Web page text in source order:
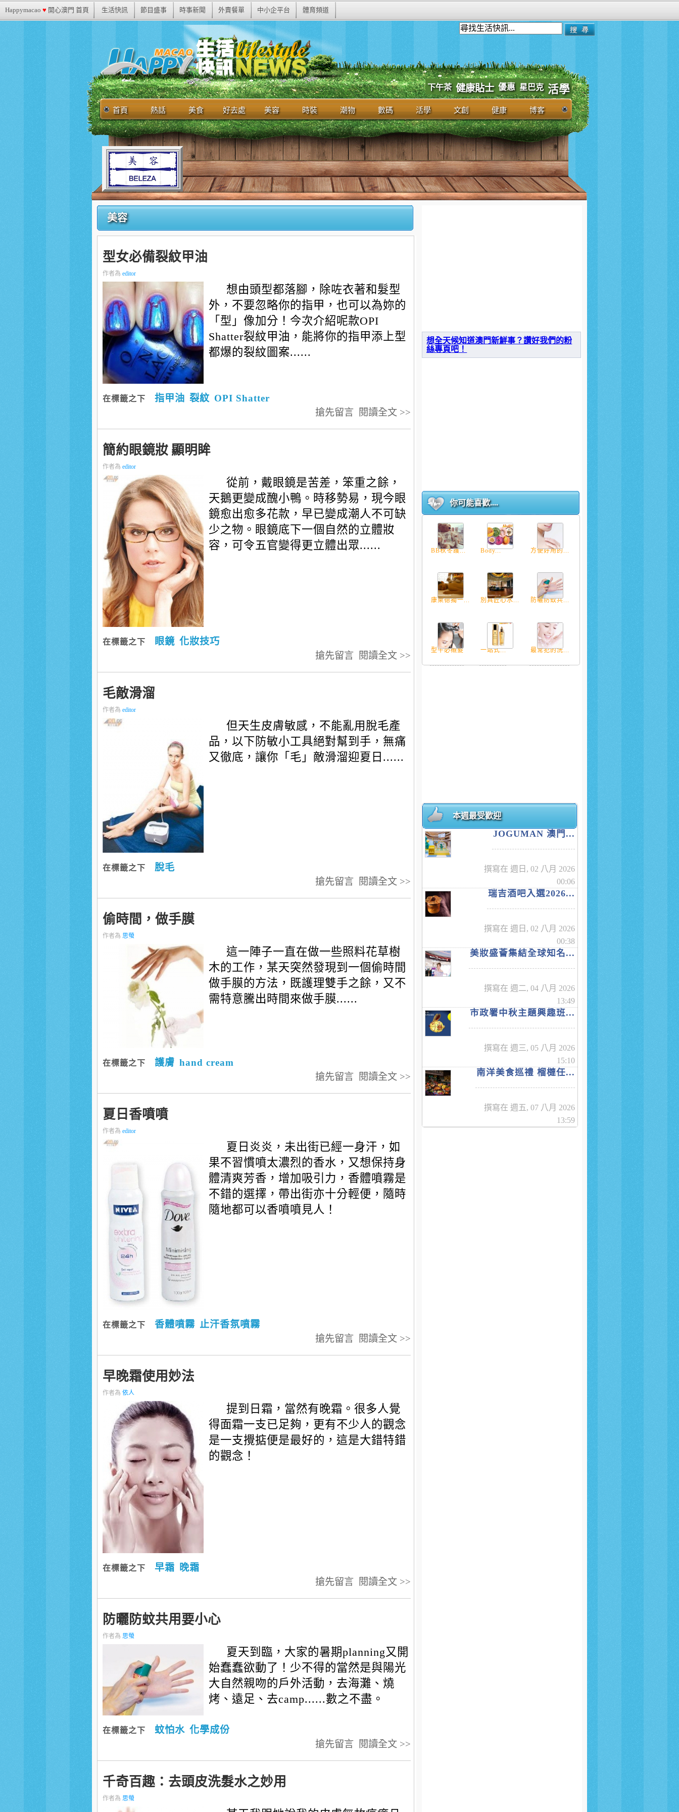
Happymacao ♥ 開心澳門 首頁 生活快訊 節目盛事 時事新聞 外賣餐單 中小企平台 體育頻道
下午茶 健康貼士 優惠 星巴克 活學
首頁 熱話 美食 好去處 美容 時裝 潮物 數碼 活學 文創 健康 博客
美容
型女必備裂紋甲油
作者為 editor
想由頭型都落腳，除咗衣著和髮型
外，不要忽略你的指甲，也可以為妳的
「型」像加分！今次介紹呢款OPI
Shatter裂紋甲油，能將你的指甲添上型
都爆的裂紋圖案......
在標籤之下 指甲油 裂紋 OPI Shatter
閱讀全文 >>
搶先留言
簡約眼鏡妝 顯明眸
作者為 editor
從前，戴眼鏡是苦差，笨重之餘，
天鵝更變成醜小鴨。時移勢易，現今眼
鏡愈出愈多花款，早已變成潮人不可缺
少之物。眼鏡底下一個自然的立體妝
容，可令五官變得更立體出眾......
在標籤之下 眼鏡 化妝技巧
閱讀全文 >>
搶先留言
毛敵滑溜
作者為 editor
但天生皮膚敏感，不能亂用脫毛產
品，以下防敏小工具絕對幫到手，無痛
又徹底，讓你「毛」敵滑溜迎夏日......
在標籤之下
脫毛
閱讀全文 >>
搶先留言
偷時間，做手膜
作者為 思螢
這一陣子一直在做一些照料花草樹
木的工作，某天突然發現到一個偷時間
做手膜的方法，既護理雙手之餘，又不
需特意騰出時間來做手膜......
在標籤之下 護膚 hand cream
閱讀全文 >>
搶先留言
夏日香噴噴
作者為 editor
夏日炎炎，未出街已經一身汗，如
果不習慣噴太濃烈的香水，又想保持身
體清爽芳香，增加吸引力，香體噴霧是
不錯的選擇，帶出街亦十分輕便，隨時
隨地都可以香噴噴見人！
在標籤之下 香體噴霧 止汗香氛噴霧
閱讀全文 >>
搶先留言
早晚霜使用妙法
作者為 依人
提到日霜，當然有晚霜。很多人覺
得面霜一支已足夠，更有不少人的觀念
是一支攪掂便是最好的，這是大錯特錯
的觀念！
在標籤之下 早霜
晚霜
閱讀全文 >>
搶先留言
防曬防蚊共用要小心
作者為 思螢
夏天到臨，大家的暑期planning又開
始蠢蠢欲動了！少不得的當然是與陽光
大自然親吻的戶外活動，去海灘、燒
烤、遠足、去camp......數之不盡。
在標籤之下 蚊怕水 化學成份
閱讀全文 >>
搶先留言
千奇百趣：去頭皮洗髮水之妙用
作者為 思螢
想全天候知道澳門新鮮事？讚好我們的粉
絲專頁吧！
你可能喜歡....
BB秋冬護... Body... 方便好用的...
康萊德獨一... 別具匠心水... 防曬防蚊共...
型牛必襯髮 一站式... 最常犯的洗...
本週最受歡迎
JOGUMAN 澳門...
撰寫在 週日, 02 八月 2026
00:06
瑞吉酒吧入選2026...
撰寫在 週日, 02 八月 2026
00:38
美妝盛薈集結全球知名...
撰寫在 週二, 04 八月 2026
13:49
市政署中秋主題興趣班...
撰寫在 週三, 05 八月 2026
15:10
南洋美食巡禮 榴槤任...
撰寫在 週五, 07 八月 2026
13:59